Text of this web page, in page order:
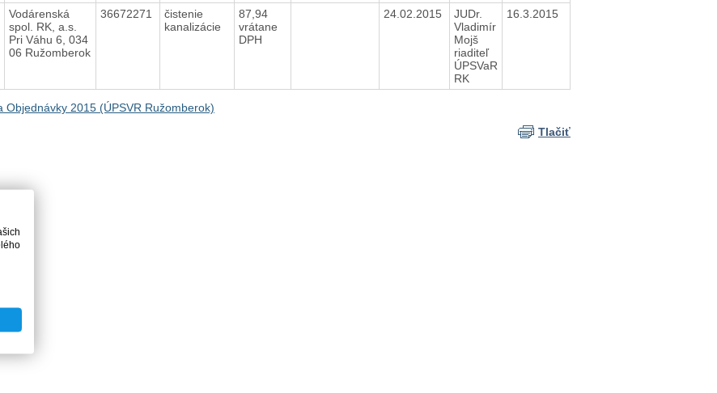
Vodárenská
spol. RK, a.s.
Pri Váhu 6, 034
06 Ružomberok
36672271
čistenie
kanalizácie
87,94
vrátane
DPH
24.02.2015
JUDr.
Vladimír
Mojš
riaditeľ
ÚPSVaR
RK
16.3.2015
Objednávky 2015 (ÚPSVR Ružomberok)
Tlačiť